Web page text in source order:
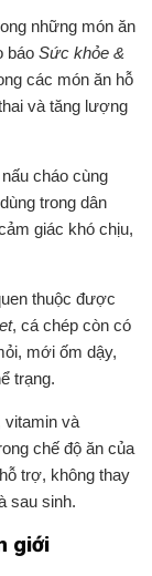
những món ăn
báo Sức khỏe &
các món ăn hỗ
và tăng lượng
cháo cùng
trong dân
giác khó chịu,
thuộc được
, cá chép còn có
mới ốm dậy,
trạng.
vitamin và
chế độ ăn của
trợ, không thay
sau sinh.
giới